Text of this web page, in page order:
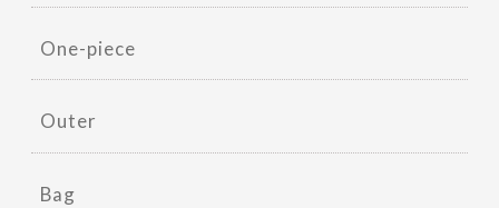
One-piece
Outer
Bag